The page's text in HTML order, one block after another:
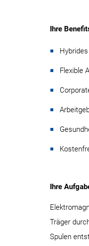
Ihre
Flexible
Ihre
Träger
Spulen